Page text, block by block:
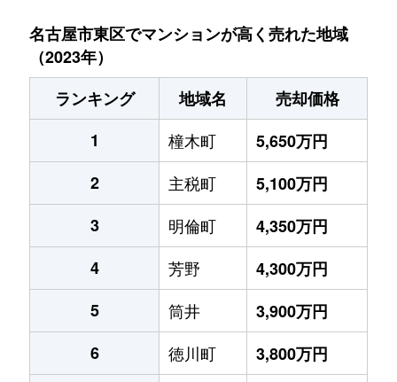
名古屋市東区でマンションが高く売れた地域
（2023年）
ランキング
地域名
売却価格
1
橦木町
5,650万円
2
主税町
5,100万円
3
明倫町
4,350万円
4
芳野
4,300万円
5
筒井
3,900万円
6
徳川町
3,800万円